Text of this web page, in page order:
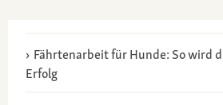
Fährtenarbeit für Hunde: So wird
Erfolg